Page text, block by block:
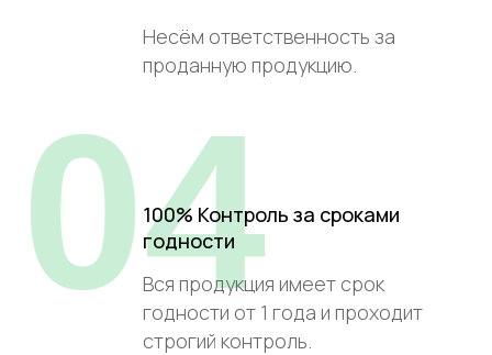
Несём ответственность за
проданную продукцию.
100% Контроль за сроками
годности
Вся продукция имеет срок
годности от 1 года и проходит
строгий контроль.
04